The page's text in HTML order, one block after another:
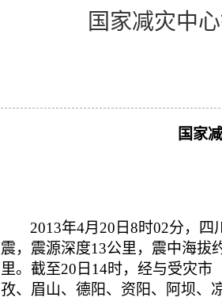
国家减灾中
国家
2013年4月20日8时02分，四
震，震源深度13公里，震中海拔
里。 截至20日14时， 经与受灾市
孜、眉山、德阳、资阳、阿坝、